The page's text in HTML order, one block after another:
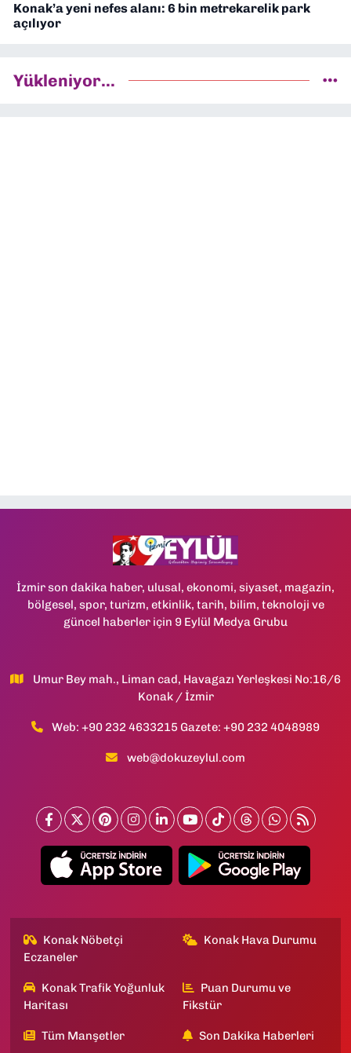
Konak’a yeni nefes alanı: 6 bin metrekarelik park
açılıyor
Yükleniyor...
İzmir son dakika haber, ulusal, ekonomi, siyaset, magazin,
bölgesel, spor, turizm, etkinlik, tarih, bilim, teknoloji ve
güncel haberler için 9 Eylül Medya Grubu
Umur Bey mah., Liman cad, Havagazı Yerleşkesi No:16/6
Konak / İzmir
Web: +90 232 4633215 Gazete: +90 232 4048989
web@dokuzeylul.com
Konak Nöbetçi
Eczaneler
Konak Hava Durumu
Konak Trafik Yoğunluk
Haritası
Puan Durumu ve
Fikstür
Tüm Manşetler Son Dakika Haberleri